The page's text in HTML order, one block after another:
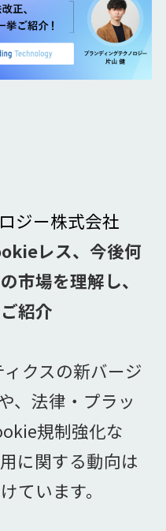
ジー株式会社
レス、今後何
市場を理解し、
紹介
クスの新バージ
、法律・プラッ
規制強化な
に関する動向は
ています。